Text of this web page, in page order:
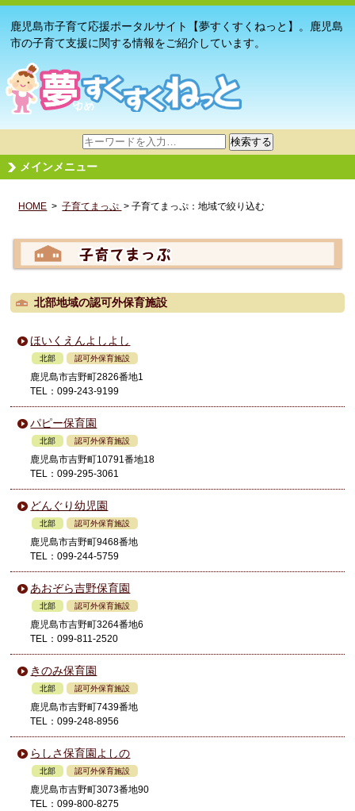
鹿児島市子育て応援ポータルサイト【夢すくすくねっと】。鹿児島
市の子育て支援に関する情報をご紹介しています。
サ
イ
ト
検
検索する
メインメニュー
HOME >子育てまっぷ > 子育てまっぷ：地域で絞り込む
北部地域の認可外保育施設
ほいくえんよしよし
北部 認可外保育施設
鹿児島市吉野町2826番地1
TEL：099-243-9199
パピー保育園
北部 認可外保育施設
鹿児島市吉野町10791番地18
TEL：099-295-3061
どんぐり幼児園
北部 認可外保育施設
鹿児島市吉野町9468番地
TEL：099-244-5759
あおぞら吉野保育園
北部 認可外保育施設
鹿児島市吉野町3264番地6
TEL：099-811-2520
きのみ保育園
北部 認可外保育施設
鹿児島市吉野町7439番地
TEL：099-248-8956
らしさ保育園よしの
北部 認可外保育施設
鹿児島市吉野町3073番地90
TEL：099-800-8275